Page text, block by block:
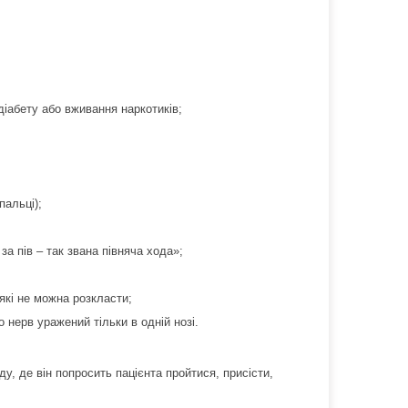
або вживання наркотиків;
пів – так звана півняча хода»;
не можна розкласти;
уражений тільки в одній нозі.
де він попросить пацієнта пройтися, присісти,